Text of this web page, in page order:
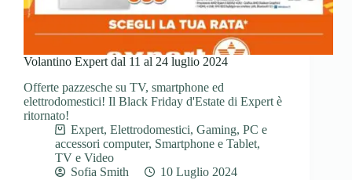
Volantino Expert dal 11 al 24 luglio 2024
Offerte pazzesche su TV, smartphone ed
elettrodomestici! Il Black Friday d'Estate di Expert è
ritornato!
Expert, Elettrodomestici, Gaming, PC e
accessori computer, Smartphone e Tablet,
TV e Video
Sofia Smith
10 Luglio 2024